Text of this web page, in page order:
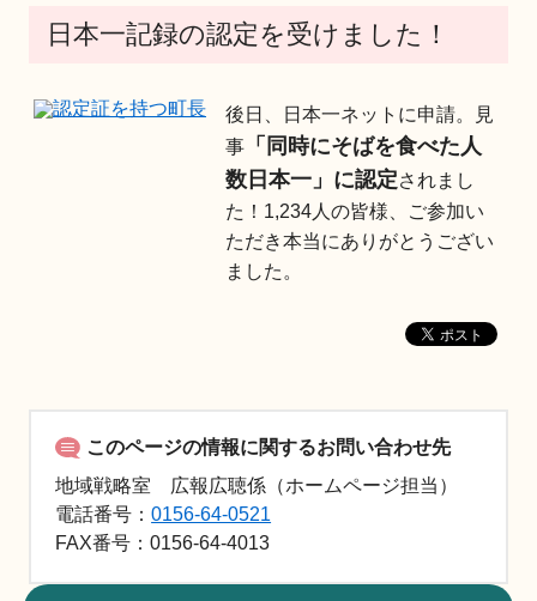
日本一記録の認定を受けました！
後日、日本一ネットに申請。見
事「同時にそばを食べた人
数日本一」に認定されまし
た！1,234人の皆様、ご参加い
ただき本当にありがとうござい
ました。
このページの情報に関するお問い合わせ先
地域戦略室 広報広聴係（ホームページ担当）
電話番号：0156-64-0521
FAX番号：0156-64-4013